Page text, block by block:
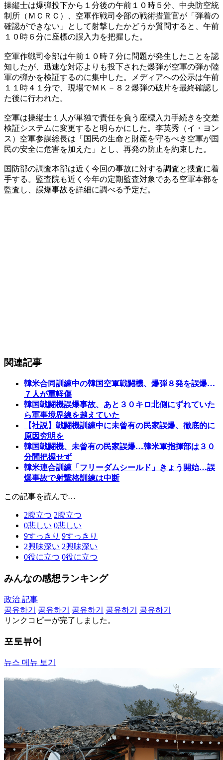
操縦士は爆弾投下から１分後の午前１０時５分、中央防空統
制所（ＭＣＲＣ）、空軍作戦司令部の戦術措置官が「弾着の
確認ができない」として射撃したかどうか質問すると、午前
１０時６分に座標の誤入力を把握した。
空軍作戦司令部は午前１０時７分に問題が発生したことを認
知したが、迅速な対応よりも投下された爆弾が空軍の弾か陸
軍の弾かを検証するのに集中した。メディアへの公示は午前
１１時４１分で、現場でＭＫ－８２爆弾の破片を最終確認し
た後に行われた。
空軍は操縦士１人が単独で責任を負う座標入力手続きを交差
検証システムに変更すると明らかにした。李英秀（イ・ヨン
ス）空軍参謀総長は「国民の生命と財産を守るべき空軍が国
民の安全に危害を加えた」とし、再発の防止を約束した。
国防部の調査本部は近く今回の事故に対する調査と捜査に着
手する。監査院も近く今年の定期監査対象である空軍本部を
監査し、誤爆事故を詳細に調べる予定だ。
関連記事
韓米合同訓練中の韓国空軍戦闘機、爆弾８発を誤爆…
７人が重軽傷
韓国戦闘機誤爆事故、あと３０キロ北側にずれていた
ら軍事境界線を越えていた
【社説】戦闘機訓練中に未曾有の民家誤爆、徹底的に
原因究明を
韓国戦闘機、未曾有の民家誤爆…韓米軍指揮部は３０
分間把握せず
韓米連合訓練「フリーダムシールド」きょう開始…誤
爆事故で射撃格訓練は中断
この記事を読んで…
2腹立つ 2腹立つ
0悲しい 0悲しい
9すっきり 9すっきり
2興味深い 2興味深い
0役に立つ 0役に立つ
みんなの感想ランキング
政治 記事
공유하기
공유하기 공유하기 공유하기
공유하기
リンクコピーが完了しました。
포토뷰어
뉴스 메뉴 보기